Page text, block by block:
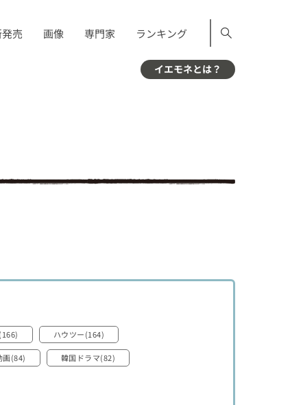
売 画像 専門家 ランキング
イエモネとは？
ハウツー(164)
画(84) 韓国ドラマ(82)